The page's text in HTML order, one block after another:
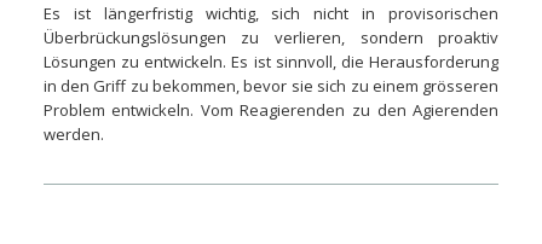
Es ist längerfristig wichtig, sich nicht in provisorischen
Überbrückungslösungen zu verlieren, sondern proaktiv
Lösungen zu entwickeln. Es ist sinnvoll, die Herausforderung
in den Griff zu bekommen, bevor sie sich zu einem grösseren
Problem entwickeln. Vom Reagierenden zu den Agierenden
werden.